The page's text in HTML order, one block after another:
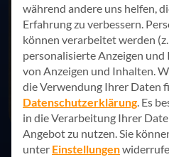
während andere uns helfen,
Erfahrung zu verbessern.
können verarbeitet werden
personalisierte Anzeigen
von Anzeigen und Inhalten.
die Verwendung Ihrer Daten
Datenschutzerklärung. Es
in die Verarbeitung Ihrer
Angebot zu nutzen.Sie
unter Einstellungen